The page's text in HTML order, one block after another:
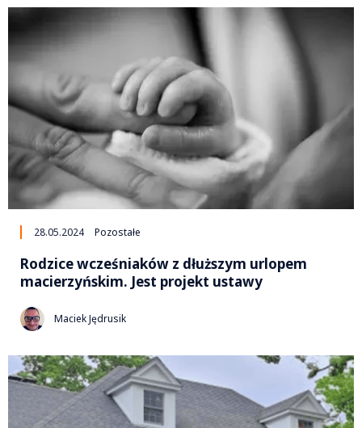
28.05.2024 Pozostałe
Rodzice wcześniaków z dłuższym urlopem
macierzyńskim. Jest projekt ustawy
Maciek Jędrusik